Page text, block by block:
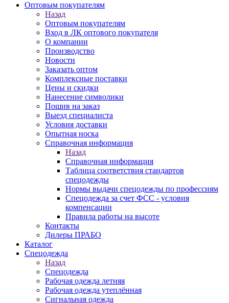
Оптовым покупателям
Назад
Оптовым покупателям
Вход в ЛК оптового покупателя
О компании
Производство
Новости
Заказать оптом
Комплексные поставки
Цены и скидки
Нанесение символики
Пошив на заказ
Выезд специалиста
Условия доставки
Опытная носка
Справочная информация
Назад
Справочная информация
Таблица соответствия стандартов
спецодежды
Нормы выдачи спецодежды по профессиям
Спецодежда за счет ФСС - условия
компенсации
Правила работы на высоте
Контакты
Дилеры ПРАБО
Каталог
Спецодежда
Назад
Спецодежда
Рабочая одежда летняя
Рабочая одежда утеплённая
Сигнальная одежда